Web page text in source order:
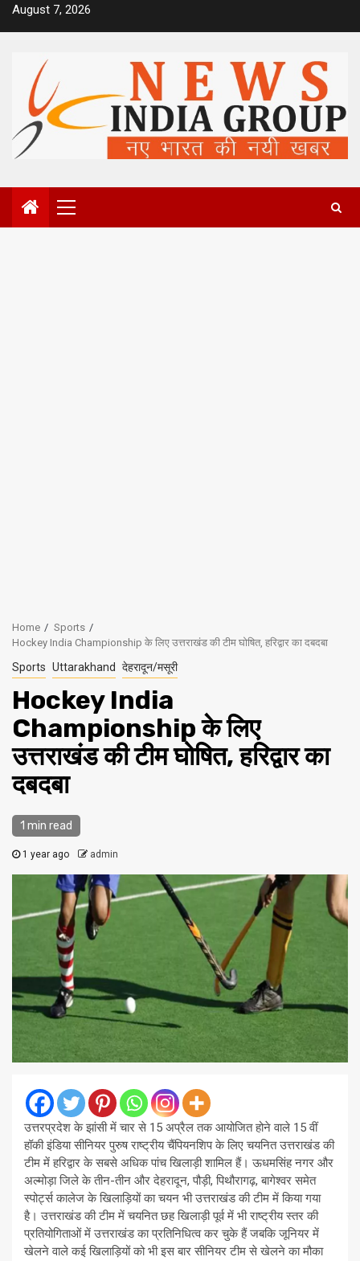
SkipAugust 7, 2026
Primary
Menu
Home
Sports
Hockey India Championship के लिए उत्तराखंड की टीम घोषित, हरिद्वार का दबदबा
Sports Uttarakhand देहरादून/मसूरी
Hockey India
Championship के लिए
उत्तराखंड की टीम घोषित, हरिद्वार का
दबदबा
1 min read
1 year ago admin
उत्तरप्रदेश के झांसी में चार से 15 अप्रैल तक आयोजित होने वाले 15 वीं
हॉकी इंडिया सीनियर पुरुष राष्ट्रीय चैंपियनशिप के लिए चयनित उत्तराखंड की
टीम में हरिद्वार के सबसे अधिक पांच खिलाड़ी शामिल हैं। ऊधमसिंह नगर और
अल्मोड़ा जिले के तीन-तीन और देहरादून, पौड़ी, पिथौरागढ़, बागेश्वर समेत
स्पोर्ट्स कालेज के खिलाड़ियों का चयन भी उत्तराखंड की टीम में किया गया
है। उत्तराखंड की टीम में चयनित छह खिलाड़ी पूर्व में भी राष्ट्रीय स्तर की
प्रतियोगिताओं में उत्तराखंड का प्रतिनिधित्व कर चुके हैं जबकि जूनियर में
खेलने वाले कई खिलाड़ियों को भी इस बार सीनियर टीम से खेलने का मौका